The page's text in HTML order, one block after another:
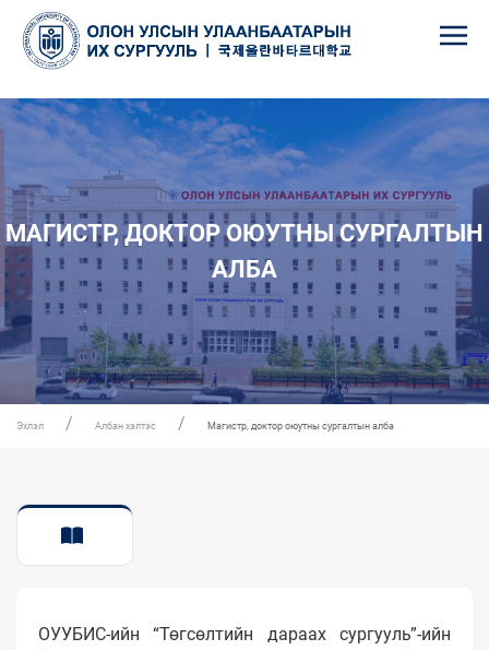
МАГИСТР, ДОКТОР ОЮУТНЫ СУРГАЛТЫН
АЛБА
Эхлэл Албан хэлтэс Магистр, доктор оюутны сургалтын алба
ОУУБИС-ийн “Төгсөлтийн дараах сургууль”-ийн